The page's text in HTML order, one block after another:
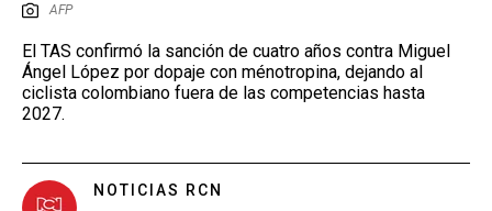
AFP
El TAS confirmó la sanción de cuatro años contra Miguel
Ángel López por dopaje con ménotropina, dejando al
ciclista colombiano fuera de las competencias hasta
2027.
NOTICIAS RCN